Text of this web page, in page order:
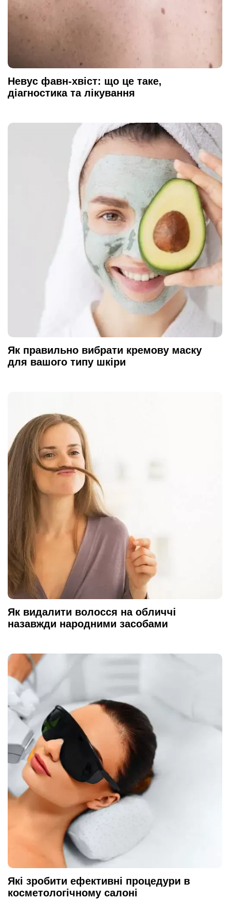
Невус фавн-хвіст: що це таке,
діагностика та лікування
Як правильно вибрати кремову маску
для вашого типу шкіри
Як видалити волосся на обличчі
назавжди народними засобами
Які зробити ефективні процедури в
косметологічному салоні